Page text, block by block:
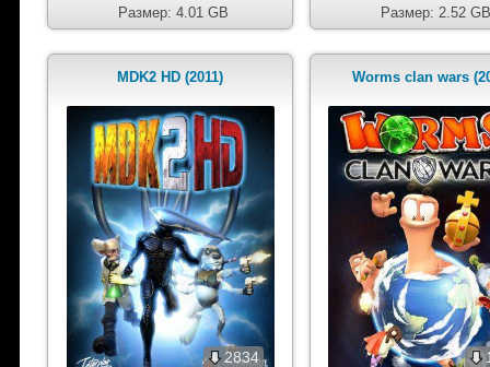
Размер: 4.01 GB
Размер: 2.52 GB
MDK2 HD (2011)
2834
Worms clan wars